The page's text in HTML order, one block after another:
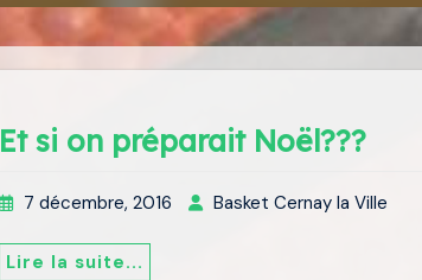
Et si on préparait Noël???
7 décembre, 2016 Basket Cernay la Ville
Lire la suite...